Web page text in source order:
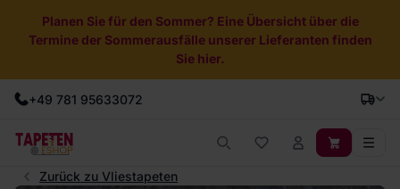
Planen Sie für den Sommer? Eine Übersicht über die
Termine der Sommerausfälle unserer Lieferanten finden
Sie hier.
+49 781 95633072
Zurück zu Vliestapeten